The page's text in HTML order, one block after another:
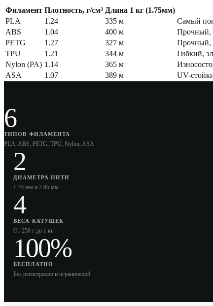
Филамент Плотность, г/см³ Длина 1 кг (1.75мм)
PLA
1.24 335 м
Самый
ABS
1.04 400 м
Прочный,
PETG
1.27 327 м
Прочный,
TPU
1.21 344 м
Гибкий,
Nylon (PA) 1.14 365 м
ASA
1.07 389 м UV-
6
ТИПОВ ФИЛАМЕНТА
PLA, ABS, PETG, TPU, Nylon, ASA
2
ДИАМЕТРА НИТИ
1.75 мм и 2.85 мм
4
ВЕСА КАТУШЕК
От 250 г до 1 кг
100%
БЕСПЛАТНО
Без регистрации и ограничений